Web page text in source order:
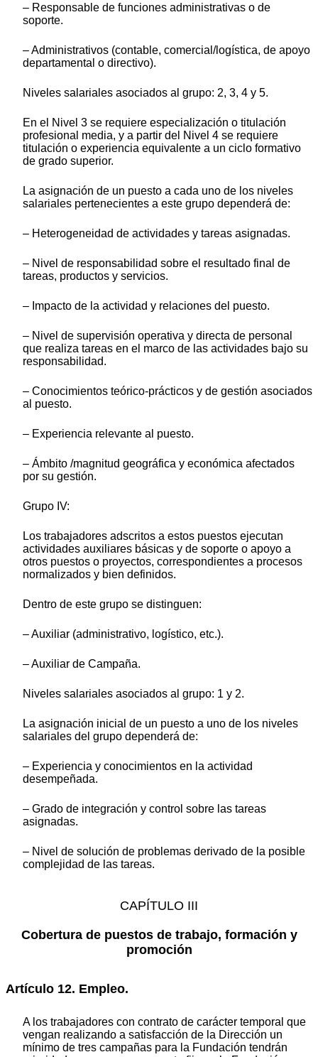
– Responsable de funciones administrativas o de
soporte.
– Administrativos (contable, comercial/logística, de apoyo
departamental o directivo).
Niveles salariales asociados al grupo: 2, 3, 4 y 5.
En el Nivel 3 se requiere especialización o titulación
profesional media, y a partir del Nivel 4 se requiere
titulación o experiencia equivalente a un ciclo formativo
de grado superior.
La asignación de un puesto a cada uno de los niveles
salariales pertenecientes a este grupo dependerá de:
– Heterogeneidad de actividades y tareas asignadas.
– Nivel de responsabilidad sobre el resultado final de
tareas, productos y servicios.
– Impacto de la actividad y relaciones del puesto.
– Nivel de supervisión operativa y directa de personal
que realiza tareas en el marco de las actividades bajo su
responsabilidad.
– Conocimientos teórico-prácticos y de gestión asociados
al puesto.
– Experiencia relevante al puesto.
– Ámbito /magnitud geográfica y económica afectados
por su gestión.
Grupo IV:
Los trabajadores adscritos a estos puestos ejecutan
actividades auxiliares básicas y de soporte o apoyo a
otros puestos o proyectos, correspondientes a procesos
normalizados y bien definidos.
Dentro de este grupo se distinguen:
– Auxiliar (administrativo, logístico, etc.).
– Auxiliar de Campaña.
Niveles salariales asociados al grupo: 1 y 2.
La asignación inicial de un puesto a uno de los niveles
salariales del grupo dependerá de:
– Experiencia y conocimientos en la actividad
desempeñada.
– Grado de integración y control sobre las tareas
asignadas.
– Nivel de solución de problemas derivado de la posible
complejidad de las tareas.
CAPÍTULO III
Cobertura de puestos de trabajo, formación y
promoción
Artículo 12. Empleo.
A los trabajadores con contrato de carácter temporal que
vengan realizando a satisfacción de la Dirección un
mínimo de tres campañas para la Fundación tendrán